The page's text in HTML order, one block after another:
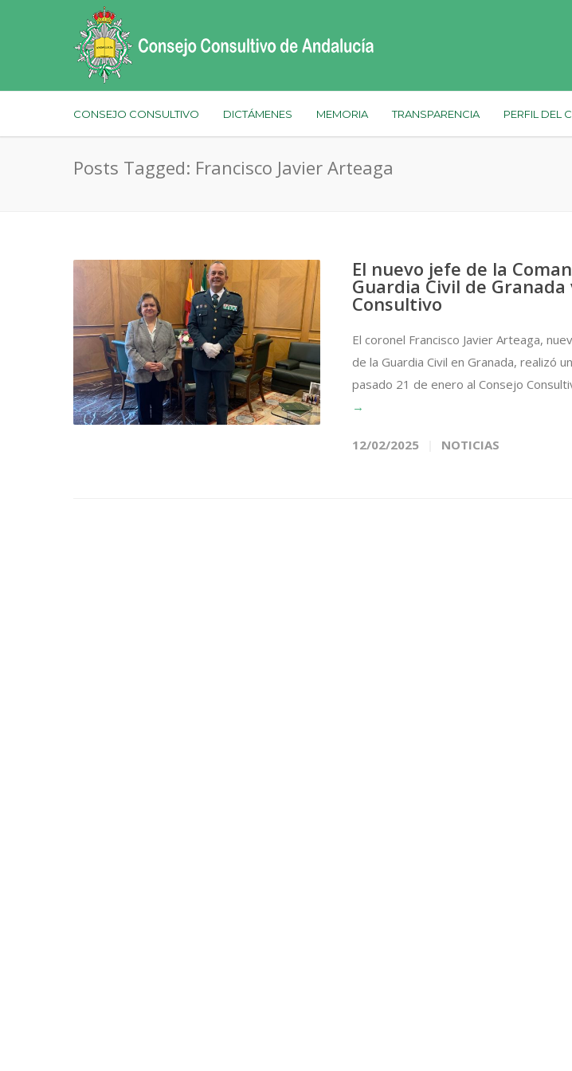
CONSEJO CONSULTIVO DICTÁMENES MEMORIA TRANSPARENCIA PERFIL DEL
Posts Tagged: Francisco Javier Arteaga
El nuevo jefe de la
Guardia Civil de
Consultivo
El coronel Francisco Javier Arteaga,
de la Guardia Civil en Granada, realizó
pasado 21 de enero al Consejo
→
12/02/2025 NOTICIAS